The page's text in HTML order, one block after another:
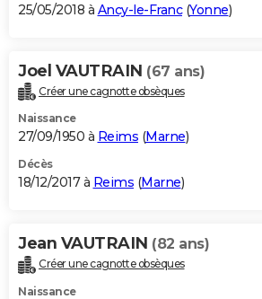
25/05/2018 à Ancy-le-Franc(Yonne)
Joel VAUTRAIN (67 ans)
Créer une cagnotte obsèques
Naissance
27/09/1950 à Reims (Marne)
Décès
18/12/2017 à Reims (Marne)
Jean VAUTRAIN (82 ans)
Créer une cagnotte obsèques
Naissance